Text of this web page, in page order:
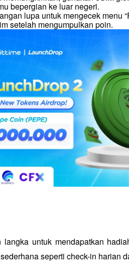
bepergian ke luar negeri.
lupa untuk mengecek menu
setelah mengumpulkan poin.
untuk mendapatkan
seperti check-in harian